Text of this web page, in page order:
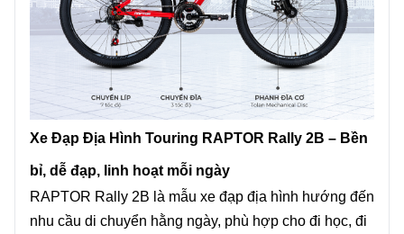
Xe Đạp Địa Hình Touring RAPTOR Rally 2B – Bền
bỉ, dễ đạp, linh hoạt mỗi ngày
RAPTOR Rally 2B là mẫu xe đạp địa hình hướng đến
nhu cầu di chuyển hằng ngày, phù hợp cho đi học, đi